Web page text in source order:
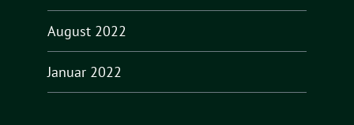
August 2022
Januar 2022